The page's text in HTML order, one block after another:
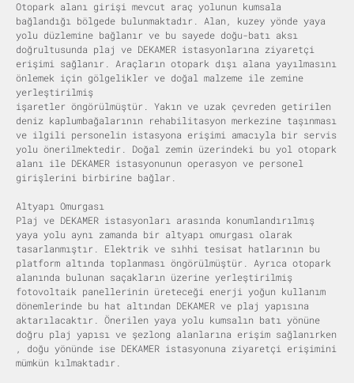
Otopark alanı girişi mevcut araç yolunun kumsala
bağlandığı bölgede bulunmaktadır. Alan, kuzey yönde yaya
yolu düzlemine bağlanır ve bu sayede doğu-batı aksı
doğrultusunda plaj ve DEKAMER istasyonlarına ziyaretçi
erişimi sağlanır. Araçların otopark dışı alana yayılmasını
önlemek için gölgelikler ve doğal malzeme ile zemine
yerleştirilmiş
işaretler öngörülmüştür. Yakın ve uzak çevreden getirilen
deniz kaplumbağalarının rehabilitasyon merkezine taşınması
ve ilgili personelin istasyona erişimi amacıyla bir servis
yolu önerilmektedir. Doğal zemin üzerindeki bu yol otopark
alanı ile DEKAMER istasyonunun operasyon ve personel
girişlerini birbirine bağlar.
Altyapı Omurgası
Plaj ve DEKAMER istasyonları arasında konumlandırılmış
yaya yolu aynı zamanda bir altyapı omurgası olarak
tasarlanmıştır. Elektrik ve sıhhi tesisat hatlarının bu
platform altında toplanması öngörülmüştür. Ayrıca otopark
alanında bulunan saçakların üzerine yerleştirilmiş
fotovoltaik panellerinin üreteceği enerji yoğun kullanım
dönemlerinde bu hat altından DEKAMER ve plaj yapısına
aktarılacaktır. Önerilen yaya yolu kumsalın batı yönüne
doğru plaj yapısı ve şezlong alanlarına erişim sağlanırken
, doğu yönünde ise DEKAMER istasyonuna ziyaretçi erişimini
mümkün kılmaktadır.